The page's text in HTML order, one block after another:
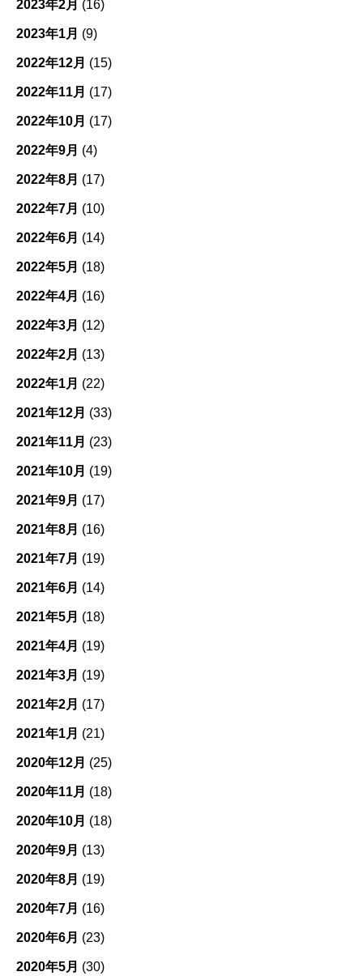
2023年2月 (16)
2023年1月 (9)
2022年12月 (15)
2022年11月 (17)
2022年10月 (17)
2022年9月 (4)
2022年8月 (17)
2022年7月 (10)
2022年6月 (14)
2022年5月 (18)
2022年4月 (16)
2022年3月 (12)
2022年2月 (13)
2022年1月 (22)
2021年12月 (33)
2021年11月 (23)
2021年10月 (19)
2021年9月 (17)
2021年8月 (16)
2021年7月 (19)
2021年6月 (14)
2021年5月 (18)
2021年4月 (19)
2021年3月 (19)
2021年2月 (17)
2021年1月 (21)
2020年12月 (25)
2020年11月 (18)
2020年10月 (18)
2020年9月 (13)
2020年8月 (19)
2020年7月 (16)
2020年6月 (23)
2020年5月 (30)